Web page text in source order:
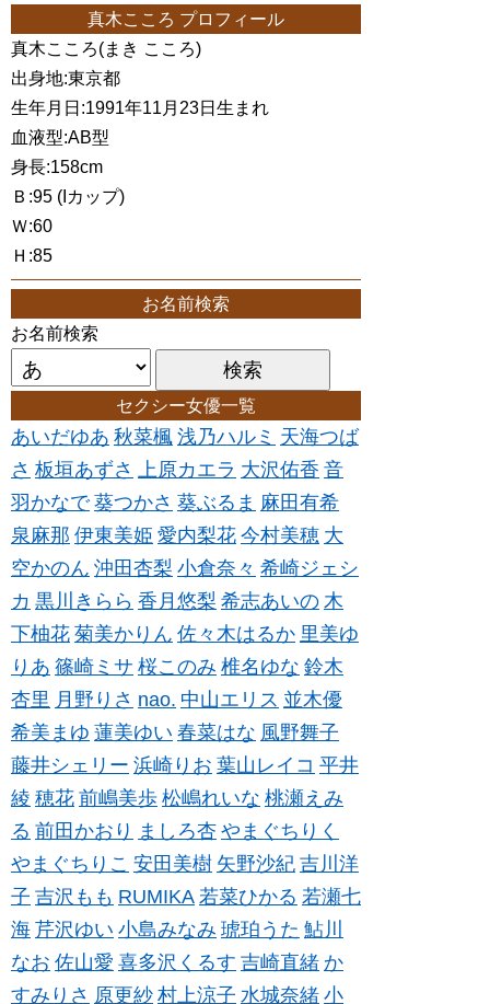
真木こころ プロフィール
真木こころ(まき こころ)
出身地:東京都
生年月日:1991年11月23日生まれ
血液型:AB型
身長:158cm
Ｂ:95 (Iカップ)
Ｗ:60
Ｈ:85
お名前検索
お名前検索
セクシー女優一覧
あいだゆあ 秋菜楓 浅乃ハルミ 天海つば
さ 板垣あずさ 上原カエラ 大沢佑香 音
羽かなで 葵つかさ 葵ぶるま 麻田有希
泉麻那 伊東美姫 愛内梨花 今村美穂 大
空かのん 沖田杏梨 小倉奈々 希崎ジェシ
カ 黒川きらら 香月悠梨 希志あいの 木
下柚花 菊美かりん 佐々木はるか 里美ゆ
りあ 篠崎ミサ 桜このみ 椎名ゆな 鈴木
杏里 月野りさ nao. 中山エリス 並木優
希美まゆ 蓮美ゆい 春菜はな 風野舞子
藤井シェリー 浜崎りお 葉山レイコ 平井
綾 穂花 前嶋美歩 松嶋れいな 桃瀬えみ
る 前田かおり ましろ杏 やまぐちりく
やまぐちりこ 安田美樹 矢野沙紀 吉川洋
子 吉沢もも RUMIKA 若菜ひかる 若瀬七
海 芹沢ゆい 小島みなみ 琥珀うた 鮎川
なお 佐山愛 喜多沢くるす 吉崎直緒 か
すみりさ 原更紗 村上涼子 水城奈緒 小